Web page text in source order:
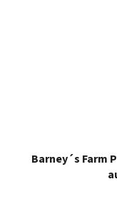
Barney´s Farm